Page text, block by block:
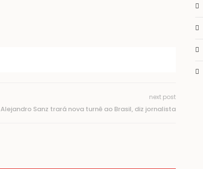
next post
Alejandro Sanz trará nova turnê ao Brasil, diz jornalista